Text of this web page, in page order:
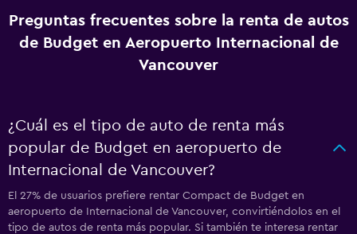
Preguntas frecuentes sobre la renta de autos
de Budget en Aeropuerto Internacional de
Vancouver
¿Cuál es el tipo de auto de renta más
popular de Budget en aeropuerto de
Internacional de Vancouver?
El 27% de usuarios prefiere rentar Compact de Budget en
aeropuerto de Internacional de Vancouver, convirtiéndolos en el
tipo de autos de renta más popular. Si también te interesa rentar